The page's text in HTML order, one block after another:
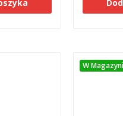
W